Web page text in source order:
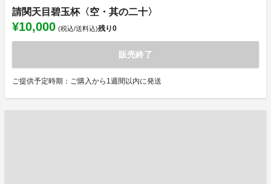
請関天目碧玉杯〈空・其の二十〉
¥10,000 (税込/送料込)残り0
販売終了
ご提供予定時期：ご購入から1週間以内に発送